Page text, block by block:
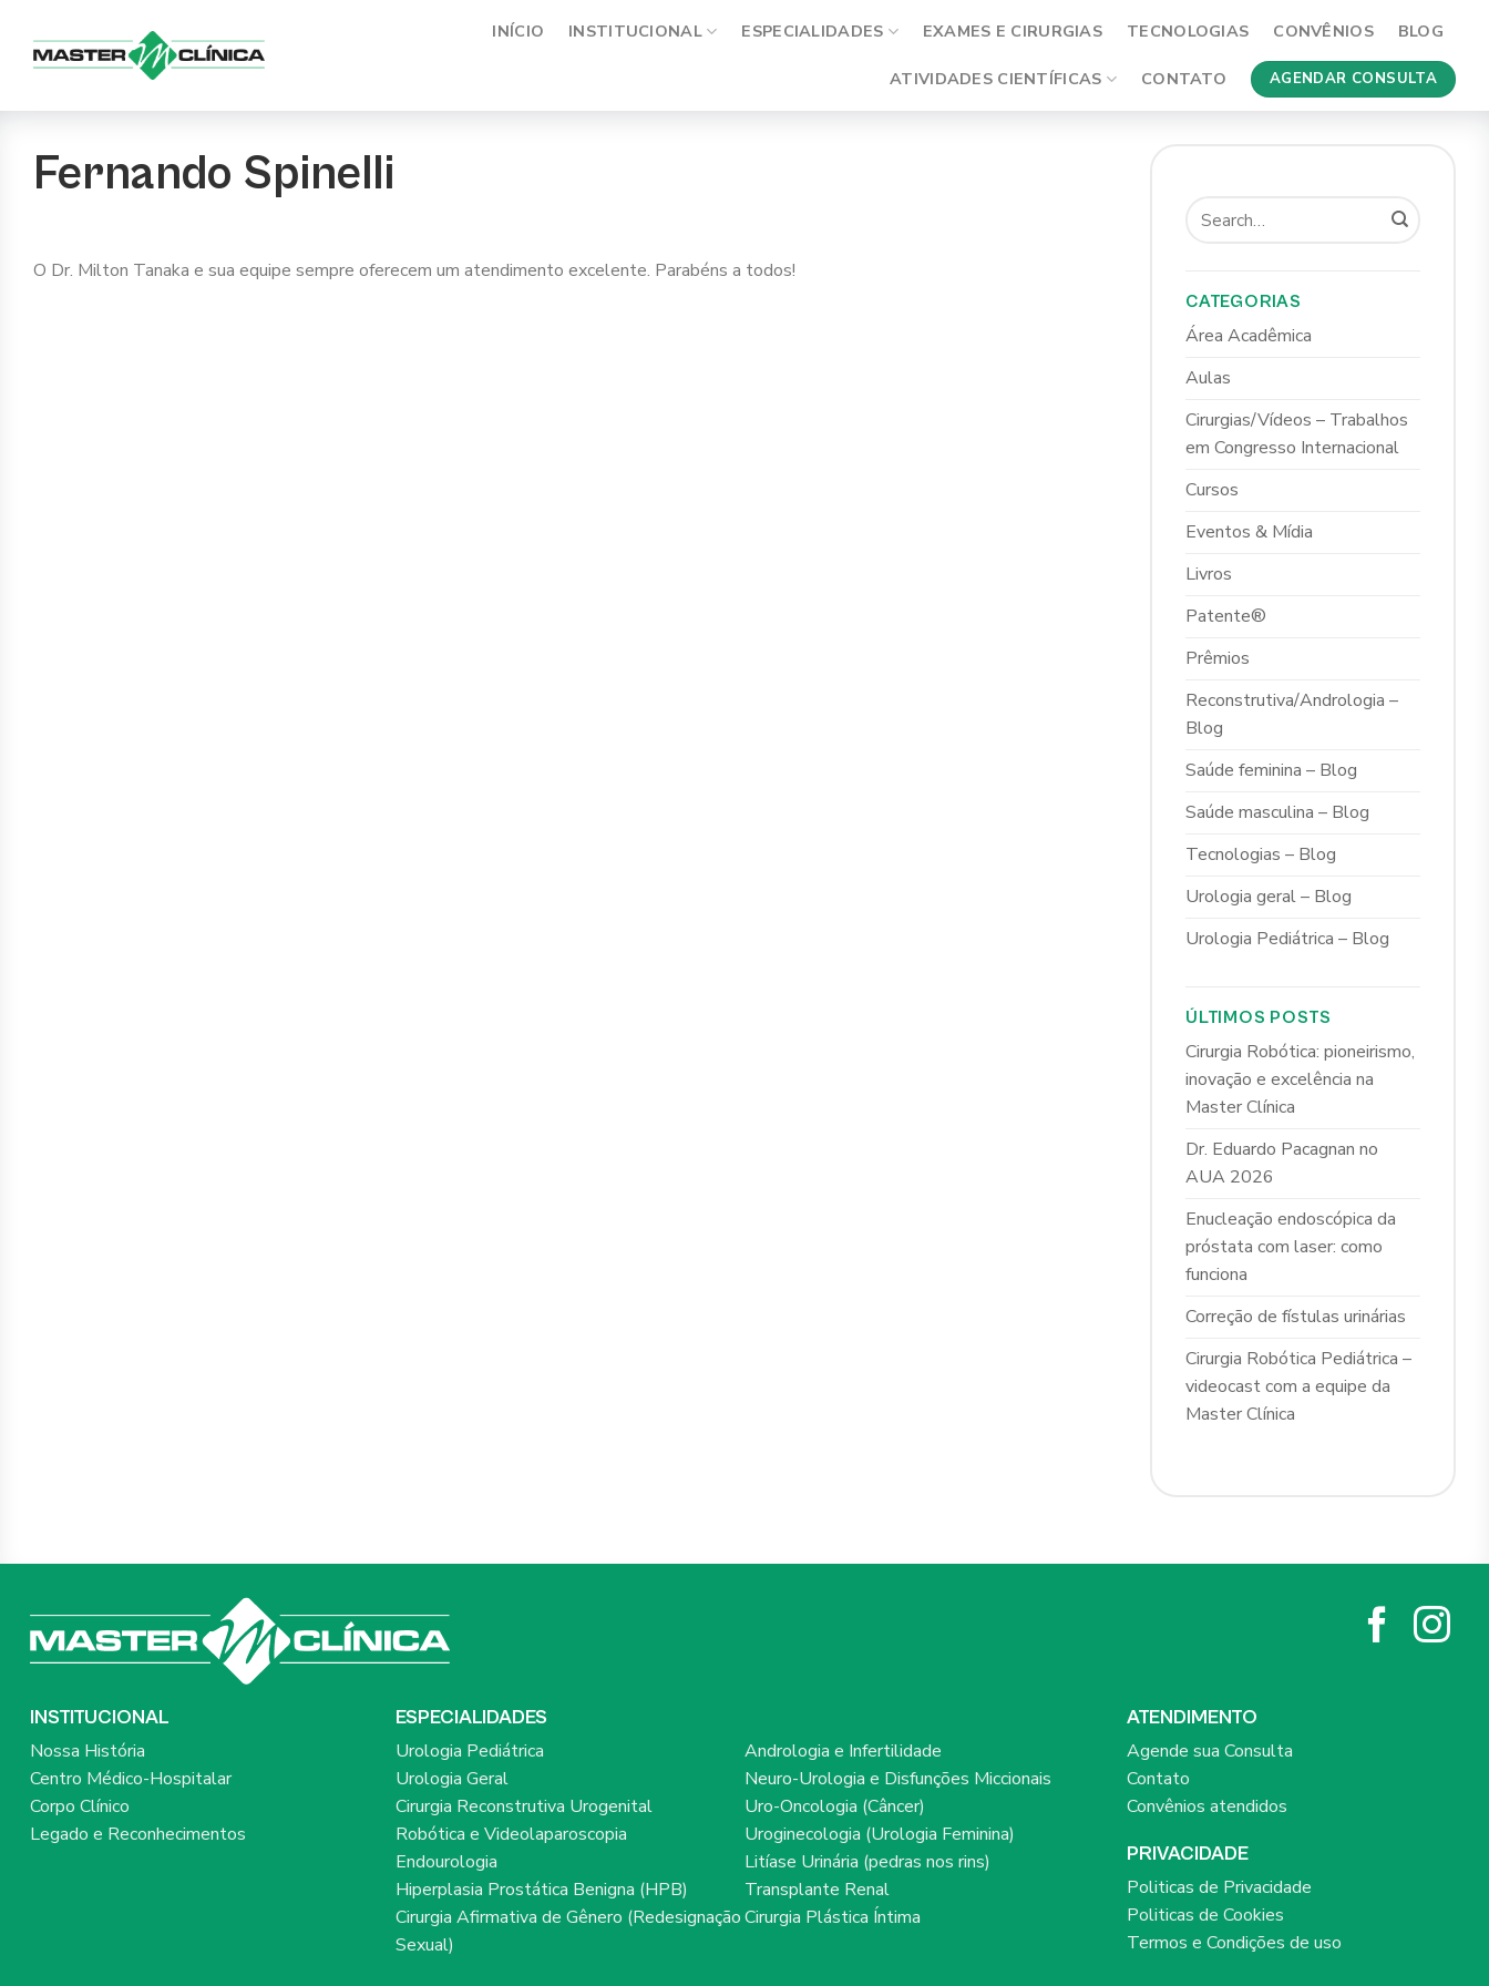
INÍCIO INSTITUCIONAL ESPECIALIDADES EXAMES E CIRURGIAS TECNOLOGIAS CONVÊNIOS BLOG
ATIVIDADES CIENTÍFICAS CONTATO AGENDAR CONSULTA
Fernando Spinelli
O Dr. Milton Tanaka e sua equipe sempre oferecem um atendimento excelente. Parabéns a todos!
CATEGORIAS
Área Acadêmica
Aulas
Cirurgias/Vídeos – Trabalhos
em Congresso Internacional
Cursos
Eventos & Mídia
Livros
Patente®
Prêmios
Reconstrutiva/Andrologia –
Blog
Saúde feminina – Blog
Saúde masculina – Blog
Tecnologias – Blog
Urologia geral – Blog
Urologia Pediátrica – Blog
ÚLTIMOS POSTS
Cirurgia Robótica: pioneirismo,
inovação e excelência na
Master Clínica
Dr. Eduardo Pacagnan no
AUA 2026
Enucleação endoscópica da
próstata com laser: como
funciona
Correção de fístulas urinárias
Cirurgia Robótica Pediátrica –
videocast com a equipe da
Master Clínica
INSTITUCIONAL
Nossa História
Centro Médico-Hospitalar
Corpo Clínico
Legado e Reconhecimentos
ESPECIALIDADES
Urologia Pediátrica
Andrologia e Infertilidade
Urologia Geral
Neuro-Urologia e Disfunções Miccionais
Cirurgia Reconstrutiva Urogenital
Uro-Oncologia (Câncer)
Robótica e Videolaparoscopia
Uroginecologia (Urologia Feminina)
Endourologia
Litíase Urinária (pedras nos rins)
Hiperplasia Prostática Benigna (HPB)
Transplante Renal
Cirurgia Afirmativa de Gênero (Redesignação
Sexual)
Cirurgia Plástica Íntima
ATENDIMENTO
Agende sua Consulta
Contato
Convênios atendidos
PRIVACIDADE
Politicas de Privacidade
Politicas de Cookies
Termos e Condições de uso